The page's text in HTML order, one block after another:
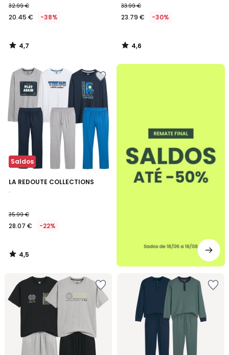
32.99 €
20.45 € -38%
4,7
/
33.99 €
23.79 € -30%
4,6
/
Saldos
LA REDOUTE COLLECTIONS
.
35.99 €
28.07 € -22%
4,5
4,5
/
até